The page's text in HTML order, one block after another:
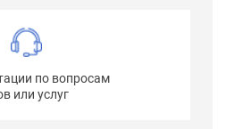
по вопросам
или услуг